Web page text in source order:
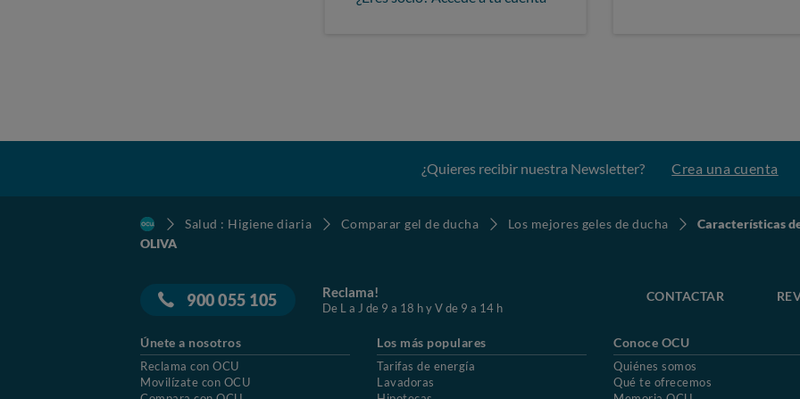
¿Quieres recibir nuestra Newsletter? Crea una cuenta
Salud : Higiene diaria Comparar gel de ducha Los mejores geles de ducha
Características de
OLIVA
900 055 105 Reclama!
De L a J de 9 a 18 h y V de 9 a 14 h
CONTACTAR
Únete a nosotros
Reclama con OCU
Movilízate con OCU
Los más populares
Tarifas de energía
Lavadoras
Conoce OCU
Quiénes somos
Qué te ofrecemos